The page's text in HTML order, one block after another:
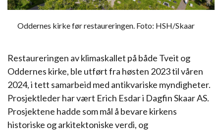
Oddernes kirke før restaureringen. Foto: HSH/Skaar
Restaureringen av klimaskallet på både Tveit og
Oddernes kirke, ble utført fra høsten 2023 til våren
2024, i tett samarbeid med antikvariske myndigheter.
Prosjektleder har vært Erich Esdar i Dagfin Skaar AS.
Prosjektene hadde som mål å bevare kirkens
historiske og arkitektoniske verdi, og